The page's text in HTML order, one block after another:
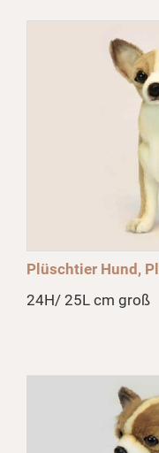
Plüschtier Hund,
24H/ 25L cm groß